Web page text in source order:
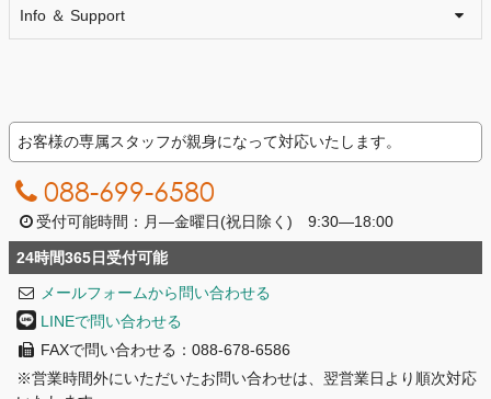
Info ＆ Support
お客様の専属スタッフが親身になって対応いたします。
088-699-6580
受付可能時間：月―金曜日(祝日除く) 9:30―18:00
24時間365日受付可能
メールフォームから問い合わせる
LINEで問い合わせる
FAXで問い合わせる：088-678-6586
※営業時間外にいただいたお問い合わせは、翌営業日より順次対応